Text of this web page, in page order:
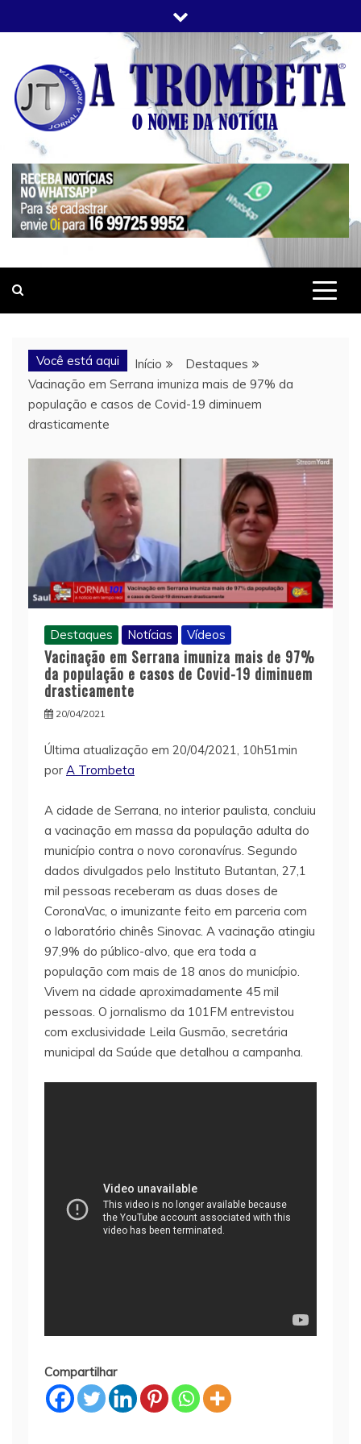
to
JORNAL A TROMBETA
O Nome da Notícia
Você está aqui Início
Destaques
Vacinação em Serrana imuniza mais de 97% da
população e casos de Covid-19 diminuem
drasticamente
Destaques Notícias Vídeos
Vacinação em Serrana imuniza mais de 97%
da população e casos de Covid-19 diminuem
drasticamente
20/04/2021
Última atualização em 20/04/2021, 10h51min
por A Trombeta
A cidade de Serrana, no interior paulista, concluiu
a vacinação em massa da população adulta do
município contra o novo coronavírus. Segundo
dados divulgados pelo Instituto Butantan, 27,1
mil pessoas receberam as duas doses de
CoronaVac, o imunizante feito em parceria com
o laboratório chinês Sinovac. A vacinação atingiu
97,9% do público-alvo, que era toda a
população com mais de 18 anos do município.
Vivem na cidade aproximadamente 45 mil
pessoas. O jornalismo da 101FM entrevistou
com exclusividade Leila Gusmão, secretária
municipal da Saúde que detalhou a campanha.
Compartilhar